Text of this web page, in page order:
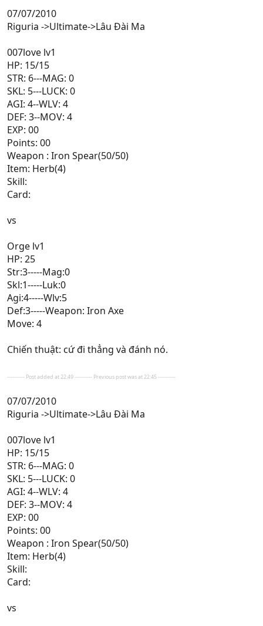
07/07/2010
Riguria ->Ultimate->Lâu Đài Ma
007love lv1
HP: 15/15
STR: 6---MAG: 0
SKL: 5---LUCK: 0
AGI: 4--WLV: 4
DEF: 3--MOV: 4
EXP: 00
Points: 00
Weapon : Iron Spear(50/50)
Item: Herb(4)
Skill:
Card:
vs
Orge lv1
HP: 25
Str:3-----Mag:0
Skl:1-----Luk:0
Agi:4-----Wlv:5
Def:3-----Weapon: Iron Axe
Move: 4
Chiến thuật: cứ đi thẳng và đánh nó.
---------- Post added at 22:49 ---------- Previous post was at 22:45 ----------
07/07/2010
Riguria ->Ultimate->Lâu Đài Ma
007love lv1
HP: 15/15
STR: 6---MAG: 0
SKL: 5---LUCK: 0
AGI: 4--WLV: 4
DEF: 3--MOV: 4
EXP: 00
Points: 00
Weapon : Iron Spear(50/50)
Item: Herb(4)
Skill:
Card:
vs